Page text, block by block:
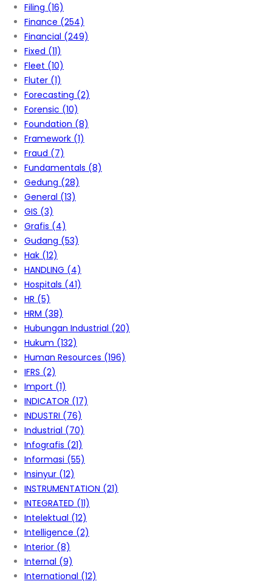
Filing (16)
Finance (254)
Financial (249)
Fixed (11)
Fleet (10)
Fluter (1)
Forecasting (2)
Forensic (10)
Foundation (8)
Framework (1)
Fraud (7)
Fundamentals (8)
Gedung (28)
General (13)
GIS (3)
Grafis (4)
Gudang (53)
Hak (12)
HANDLING (4)
Hospitals (41)
HR (5)
HRM (38)
Hubungan Industrial (20)
Hukum (132)
Human Resources (196)
IFRS (2)
Import (1)
INDICATOR (17)
INDUSTRI (76)
Industrial (70)
Infografis (21)
Informasi (55)
Insinyur (12)
INSTRUMENTATION (21)
INTEGRATED (11)
Intelektual (12)
Intelligence (2)
Interior (8)
Internal (9)
International (12)